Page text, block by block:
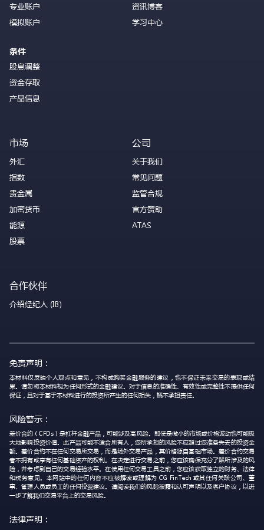
专业账户
模拟账户
条件
股息调整
资金存取
产品信息
资讯博客
学习中心
市场
外汇
指数
贵金属
加密货币
能源
股票
公司
关于我们
常见问题
监管合规
官方赞助
ATAS
合作伙伴
介绍经纪人 (IB)
免责声明：
本材料仅反映个人观点和意见，不构成购买金融服务的建议，也不保证未来交易的表现或结
果。请勿将本材料视为任何形式的金融建议。对于信息的准确性、有效性或完整性不提供任何
保证，且对于基于本材料进行的投资所产生的任何损失，概不承担责任。
风险警示：
差价合约（CFDs）是杠杆金融产品，可能涉及高风险。即使是微小的市场或价格波动也可能极
大地影响投资价值。此产品可能不适合所有人，您所承担的风险不应超过您准备失去的投资金
额。差价合约不在任何交易所交易，而是场外交易产品，其价格源自基础市场。差价合约交易
者不拥有或享有任何基础资产的权利。在决定进行交易之前，您应该确保充分了解所涉及的风
险，并考虑到自己的交易经验水平。在使用任何交易工具之前，您应该获取独立的财务、法律
和税务意见。本网站中的任何内容不应被解读或理解为 CG FinTech 或其任何关联公司、董
事、管理人员或员工的任何投资建议。请阅读我们的风险披露和认可声明以及客户协议，以进
一步了解我们交易平台上的交易风险。
法律声明：